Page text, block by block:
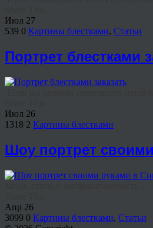
Июл 27
539 0 Картины блестками, Статьи
Портрет блестками
Июл 26
1318 2 Картины блестками
Шоу портрет
Апр 26
3099 0 Картины блестками, Статьи